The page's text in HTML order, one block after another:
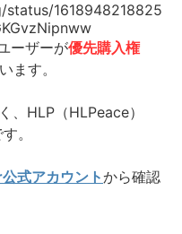
1618948218825
ーザーが優先購入権
ます。
、HLP（HLPeace）
。
式アカウントから確認